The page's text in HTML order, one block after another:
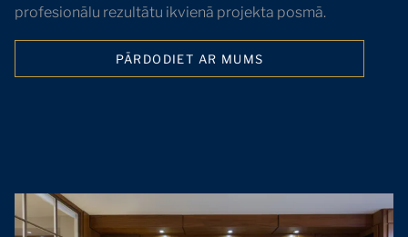
profesionālu rezultātu ikvienā projekta posmā.
PĀRDODIET AR MUMS